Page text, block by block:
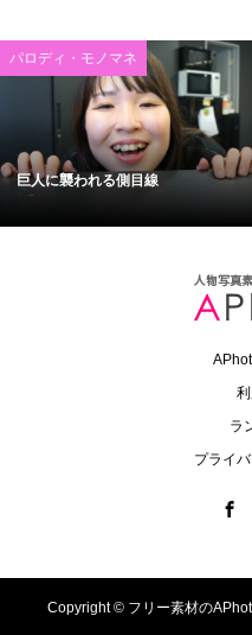
パロディ・モノマネ
巨人に襲われる側目線
ラ
プライ
Copyright © フリー素材の